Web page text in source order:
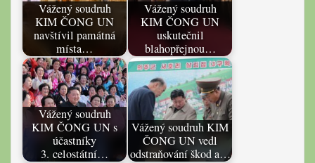
Vážený soudruh
KIM ČONG UN
navštívil památná
místa…
Vážený soudruh
KIM ČONG UN
uskutečnil
blahopřejnou…
Vážený soudruh
KIM ČONG UN s
účastníky
3. celostátní…
Vážený soudruh KIM
ČONG UN vedl
odstraňování škod a…